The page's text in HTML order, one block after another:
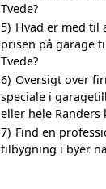
Tvede?
5) Hvad er med til
prisen på garage
Tvede?
6) Oversigt over
speciale i
eller hele Randers
7) Find en
tilbygning i byer